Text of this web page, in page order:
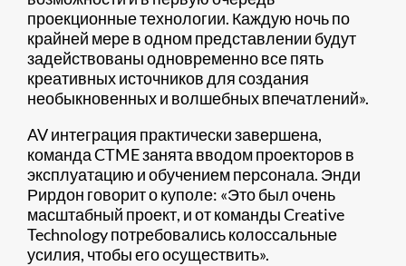
проекционные технологии. Каждую ночь по
крайней мере в одном представлении будут
задействованы одновременно все пять
креативных источников для создания
необыкновенных и волшебных впечатлений».
AV интеграция практически завершена,
команда CTME занята вводом проекторов в
эксплуатацию и обучением персонала. Энди
Рирдон говорит о куполе: «Это был очень
масштабный проект, и от команды Creative
Technology потребовались колоссальные
усилия, чтобы его осуществить».